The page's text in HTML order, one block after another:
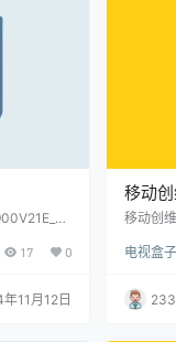
17 0
年11月12日
移动
当贝
移动创
拆卡刷
电视盒